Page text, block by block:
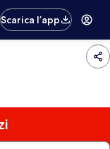
Scarica l’app